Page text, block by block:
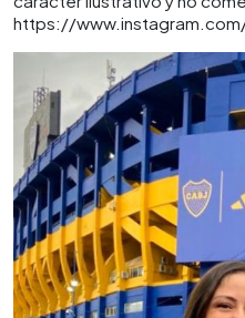
https://